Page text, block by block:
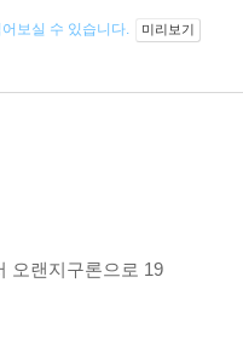
보실 수 있습니다. 미리보기
오랜지구론으로 19